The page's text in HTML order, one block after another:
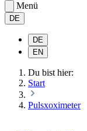
Menü
DE
DE
EN
Du bist hier:
Start
Pulsxoximeter